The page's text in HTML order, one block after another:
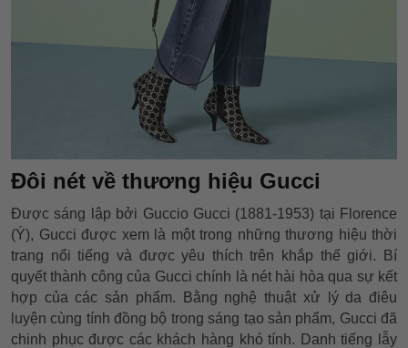
Đôi nét về thương hiệu Gucci
Được sáng lập bởi Guccio Gucci (1881-1953) tại Florence
(Ý), Gucci được xem là một trong những thương hiệu thời
trang nổi tiếng và được yêu thích trên khắp thế giới. Bí
quyết thành công của Gucci chính là nét hài hòa qua sự kết
hợp của các sản phẩm. Bằng nghệ thuật xử lý da điêu
luyện cùng tính đồng bộ trong sáng tạo sản phẩm, Gucci đã
chinh phục được các khách hàng khó tính. Danh tiếng lẫy